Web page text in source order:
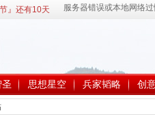
』还有10天
思想星空 兵家韬略 创